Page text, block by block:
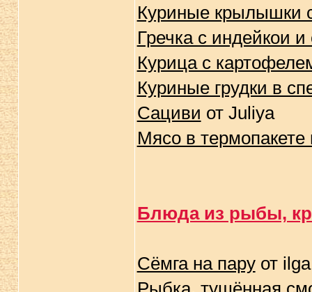
Куриные крылышки
Гречка с индейкои
Курица с
Куриные грудки в
Сациви от Juliya
Мясо в термопакете
Блюда из рыбы,
Сёмга на паруот ilga